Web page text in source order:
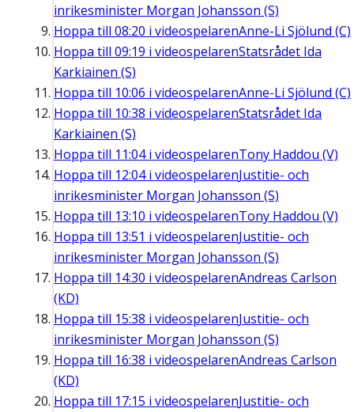
inrikesminister Morgan Johansson (S)
Hoppa till 08:20 i videospelarenAnne-Li Sjölund (C)
Hoppa till 09:19 i videospelarenStatsrådet Ida
Karkiainen (S)
Hoppa till 10:06 i videospelarenAnne-Li Sjölund (C)
Hoppa till 10:38 i videospelarenStatsrådet Ida
Karkiainen (S)
Hoppa till 11:04i videospelarenTony Haddou (V)
Hoppa till 12:04i videospelarenJustitie- och
inrikesminister Morgan Johansson (S)
Hoppa till 13:10 i videospelarenTony Haddou (V)
Hoppa till 13:51 i videospelarenJustitie- och
inrikesminister Morgan Johansson (S)
Hoppa till 14:30 i videospelarenAndreas Carlson
(KD)
Hoppa till 15:38 i videospelarenJustitie- och
inrikesminister Morgan Johansson (S)
Hoppa till 16:38 i videospelarenAndreas Carlson
(KD)
Hoppa till 17:15 i videospelarenJustitie- och